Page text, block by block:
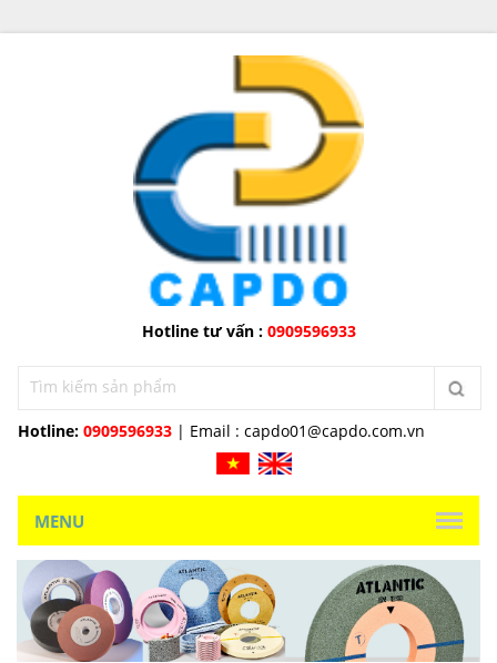
Hotline tư vấn : 0909596933
Hotline: 0909596933 | Email : capdo01@capdo.com.vn
MENU